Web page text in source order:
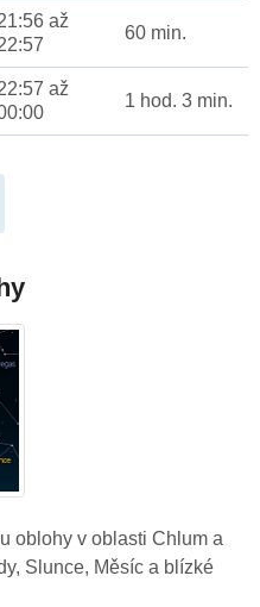
až
60 min.
až
1 hod. 3 min.
oblohy v oblasti Chlum a
Slunce, Měsíc a blízké